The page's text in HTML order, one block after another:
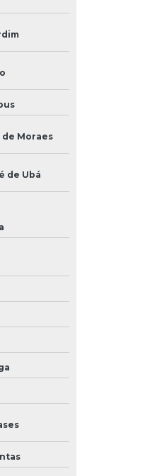
de Moraes
de Ubá